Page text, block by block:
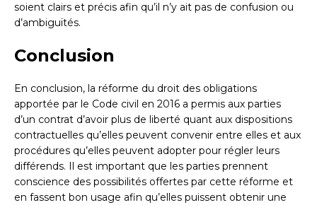
soient clairs et précis afin qu’il n’y ait pas de confusion ou
d’ambiguïtés.
Conclusion
En conclusion, la réforme du droit des obligations
apportée par le Code civil en 2016 a permis aux parties
d’un contrat d’avoir plus de liberté quant aux dispositions
contractuelles qu’elles peuvent convenir entre elles et aux
procédures qu’elles peuvent adopter pour régler leurs
différends. Il est important que les parties prennent
conscience des possibilités offertes par cette réforme et
en fassent bon usage afin qu’elles puissent obtenir une